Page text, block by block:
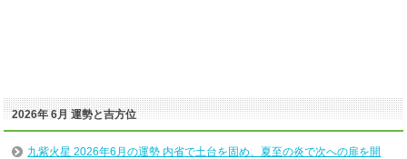
2026年 6月 運勢と吉方位
九紫火星 2026年6月の運勢 内省で土台を固め、夏至の炎で次への扉を開